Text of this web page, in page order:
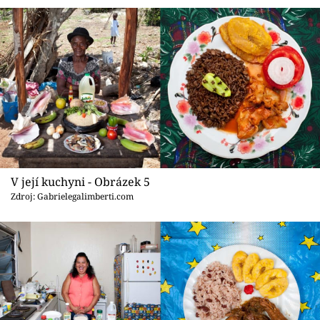
V její kuchyni - Obrázek 5
Zdroj: Gabrielegalimberti.com